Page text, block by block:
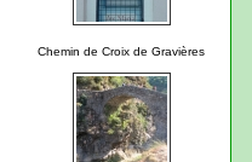
Chemin de Croix de Gravières